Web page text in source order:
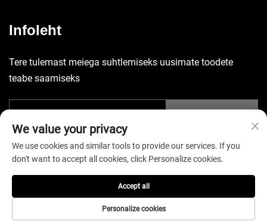
Infoleht
Tere tulemast meiega suhtlemiseks uusimate toodete
teabe saamiseks
Autoriõigus © 2026 China Shenzhen Yuecheng Sporting Goods Co.,
Ltd. Kõik õigused reserved. - Privaatsuspoliitika
We value your privacy
We use cookies and similar tools to provide our services. If you
don't want to accept all cookies, click Personalize cookies.
Personalize cookies
Accept all